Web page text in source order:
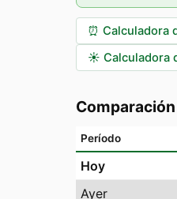
⏰ Calculadora
☀️ Calculadora
Período
Hoy
Ayer